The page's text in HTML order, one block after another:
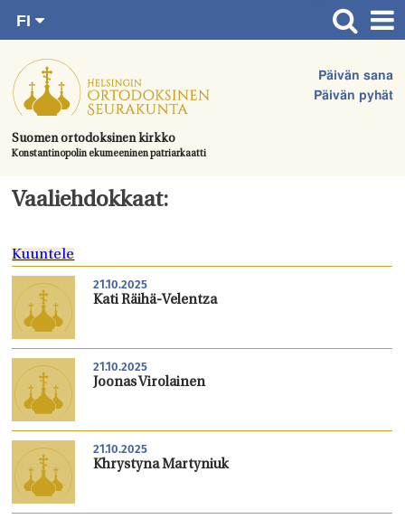
suoraan
sisältöön.
Suomen ortodoksinen kirkko
Konstantinopolin ekumeeninen patriarkaatti
Päivän sana
Päivän pyhät
FI
SV
EN
UA
Etusivu
Ajankohtaista
Juhlat & toimitukset
Kirkot
Tule mukaan
Hautausmaa
Yhteystiedot
Vaaliehdokkaat:
Kuuntele
21.10.2025
Kati Räihä-Velentza
21.10.2025
Joonas Virolainen
21.10.2025
Khrystyna Martyniuk